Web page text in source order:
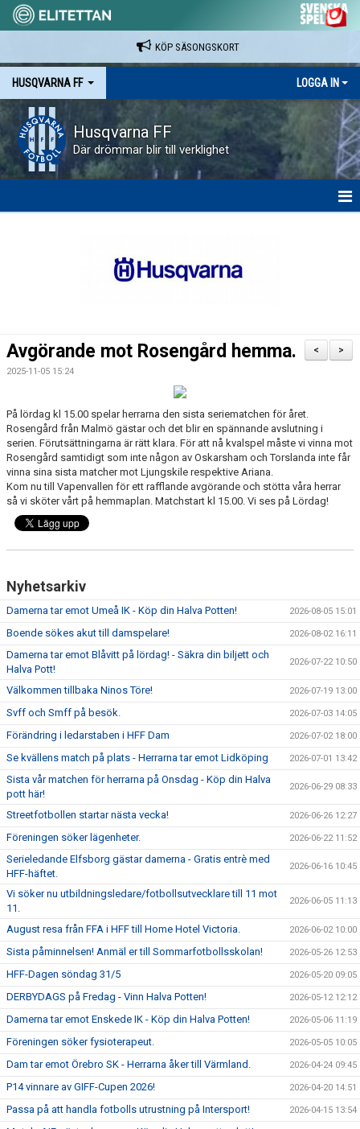
KÖP SÄSONGSKORT
HUSQVARNA FF LOGGA IN
Husqvarna FF
Där drömmar blir till verklighet
FÖRENINGSKALENDER
DOKUMENT
FÖRENINGENS MATCHER
SPONSORER
BOKA DIN HEMMAVINSTLOTT SMIDIGT HÄR
HFF´S VÄRDEGRUND
"VAPENDRAGARE 2026"
FRITIDSKORTET/AVGIFTER
>
<
Avgörande mot Rosengård hemma.
2025-11-05 15:24
På lördag kl 15.00 spelar herrarna den sista seriematchen för året.
Rosengård från Malmö gästar och det blir en spännande avslutning i
serien. Förutsättningarna är rätt klara. För att nå kvalspel måste vi vinna mot
Rosengård samtidigt som inte någon av Oskarsham och Torslanda inte får
vinna sina sista matcher mot Ljungskile respektive Ariana.
Kom nu till Vapenvallen för ett rafflande avgörande och stötta våra herrar
så vi sköter vårt på hemmaplan. Matchstart kl 15.00. Vi ses på Lördag!
Nyhetsarkiv
Damerna tar emot Umeå IK - Köp din Halva Potten! 2026-08-05 15:01
Boende sökes akut till damspelare! 2026-08-02 16:11
Damerna tar emot Blåvitt på lördag! - Säkra din biljett och
Halva Pott!
2026-07-22 10:50
Välkommen tillbaka Ninos Töre! 2026-07-19 13:00
Svff och Smff på besök. 2026-07-03 14:05
Förändring i ledarstaben i HFF Dam 2026-07-02 18:00
Se kvällens match på plats - Herrarna tar emot Lidköping 2026-07-01 13:42
Sista vår matchen för herrarna på Onsdag - Köp din Halva
pott här!
2026-06-29 08:33
Streetfotbollen startar nästa vecka! 2026-06-26 12:27
Föreningen söker lägenheter. 2026-06-22 11:52
Serieledande Elfsborg gästar damerna - Gratis entrè med
HFF-häftet.
2026-06-16 10:45
Vi söker nu utbildningsledare/fotbollsutvecklare till 11 mot
11.
2026-06-05 11:13
August resa från FFA i HFF till Home Hotel Victoria. 2026-06-02 10:00
Sista påminnelsen! Anmäl er till Sommarfotbollsskolan! 2026-05-26 12:53
HFF-Dagen söndag 31/5 2026-05-20 09:05
DERBYDAGS på Fredag - Vinn Halva Potten! 2026-05-12 12:12
Damerna tar emot Enskede IK - Köp din Halva Potten! 2026-05-06 11:19
Föreningen söker fysioterapeut. 2026-05-05 10:05
Dam tar emot Örebro SK - Herrarna åker till Värmland. 2026-04-24 09:45
P14 vinnare av GIFF-Cupen 2026! 2026-04-20 14:51
Passa på att handla fotbolls utrustning på Intersport! 2026-04-15 13:54